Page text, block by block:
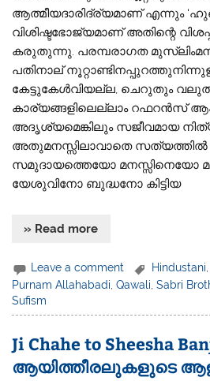
ആത്മീയദാരിദ്ര്യമാണ് എന്നും
വിശിഷ്ടഭോജ്യമാണ് അതിന്റെ
കരുതുന്നു. പരമ്പരാഗത
പതിനാല്
കേട്ടുകേൾവിയല്ല, ചെറുതും
കാര്യങ്ങളിലെല്ലാം റഫറൻസ്
അദൃശ്യമെങ്കിലും സജീവമായ
അതുമനസ്സിലാവാതെ സത്യത്തിൽ
സമുദായത്തെയോ മനസ്സിനെയോ
യേശുവിനോ ബുദ്ധനോ കിട്ടിയ
» Read more
Leave a comment Hindustani,
Purnam Allahabadi ,Qawali ,Sabri
Sufism
Ji Chahe to Sheesha
ആയിത്തീരലുകളുടെ